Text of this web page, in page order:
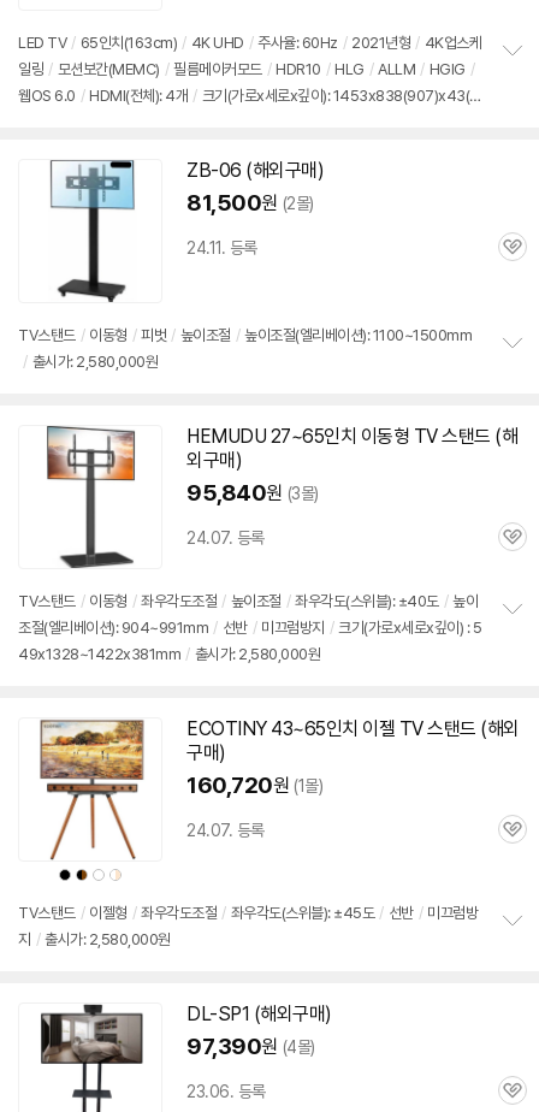
LED TV / 65인치 (163cm) / 4K UHD / 주사율: 60Hz / 2021년형 / 4K업스케
일링 / 모션보간(MEMC) / 필름메이커모드 / HDR10 / HLG / ALLM / HGIG /
웹OS 6.0 / HDMI(전체): 4개 / 크기(가로x세로x깊이): 1453x838(907)x43(2
ZB-06 (해외 구매)
81,500원 (2몰)
24.11. 등록
관
TV스탠드 / 이동형 / 피벗 / 높이조절 / 높이조절(엘리베이션): 1100~1500mm
/ 출시가: 2,580,000원
치
HEMUDU 27~65인치 이동형 TV 스탠드 (해
외 구매)
95,840원 (3몰)
24.07. 등록
관
TV스탠드 / 이동형 / 좌우각도조절 / 높이조절 / 좌우각도(스위블): ±40도 / 높이
조절(엘리베이션): 904~991mm / 선반 / 미끄럼방지 / 크기(가로x세로x깊이) : 5
49x1328~1422x381mm / 출시가: 2,580,000원
기
상
품
색
상
상
품
상
상
품
상
상
품
색
상
상
품
색
상
상
품
색
상
ECOTINY 43~65인치 이젤 TV 스탠드 (해외
구매)
160,720원 (1몰)
24.07. 등록
관
TV스탠드 / 이젤형 / 좌우각도조절 / 좌우각도(스위블): ±45도 / 선반 / 미끄럼방
지 / 출시가: 2,580,000원
DL-SP1 (해외 구매)
97,390원 (4몰)
23.06. 등록
관